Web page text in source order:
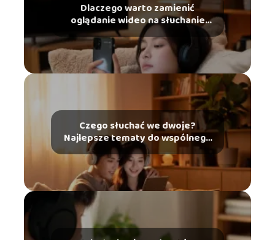
Dlaczego warto zamienić
oglądanie wideo na słuchanie
podcastów?
Czego słuchać we dwoje?
Najlepsze tematy do wspólnego
słuchania